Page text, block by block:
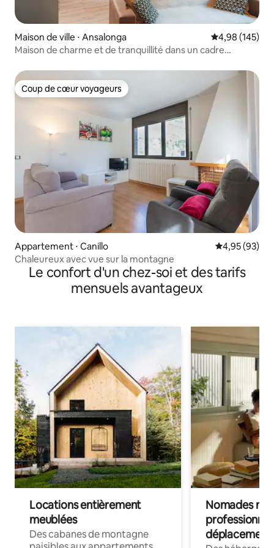
Maison de ville ⋅ Ansalonga Évaluation
4,98 (145)
Maison de charme et de tranquillité dans un cadre
Coup de cœur voyageurs
Coup de cœur voyageurs
Appartement ⋅ Canillo Évaluation
4,95 (93)
Chaleureux avec vue sur la montagne
Le confort d'un chez-soi et des tarifs
mensuels avantageux
Locations entièrement
meublées
Des cabanes de montagne
Nomades
déplacement